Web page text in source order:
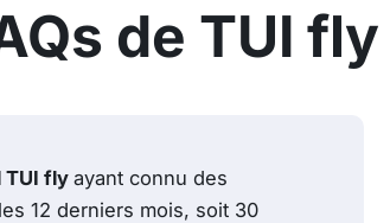
de TUI fly
TUI fly ayant connu des
12 derniers mois, soit 30